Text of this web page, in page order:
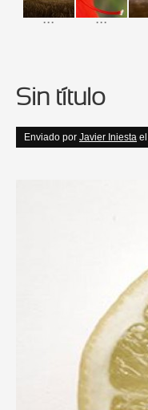
... ...
Sin título
Enviado por Javier Iniesta